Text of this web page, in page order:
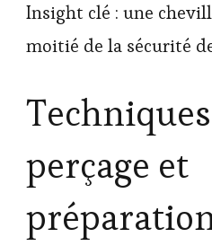
Insight clé : une
moitié de la sécurité
perçage et